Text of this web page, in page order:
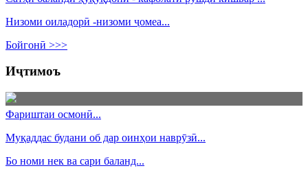
Низоми оиладорӣ -низоми ҷомеа...
Бойгонӣ >>>
Иҷтимоъ
Фариштаи осмонӣ...
Муқаддас будани об дар оинҳои наврӯзӣ...
Бо номи нек ва сари баланд...